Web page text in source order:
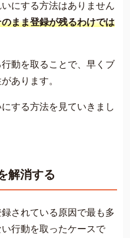
にする方法はありません
まま登録が残るわけでは
動を取ることで、早くブ
あります。
する方法を見ていきまし
解消する
されている原因で最も多
行動を取ったケースで